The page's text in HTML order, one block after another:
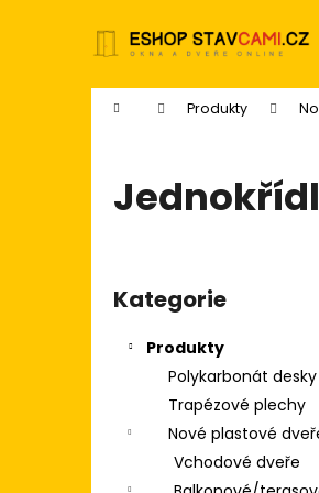
Domů Produkty
Přeskočit
kategorie
Kategorie
Produkty
Polykarbonát desky
Trapézové plechy
Nové plastové
Vchodové dveře
Zpět
Zpět